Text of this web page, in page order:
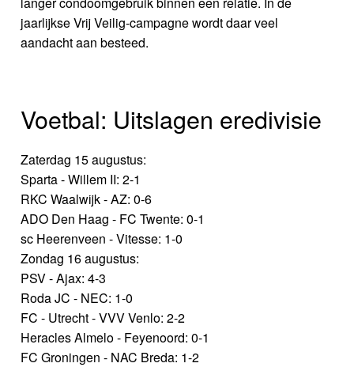
jaarlijkse Vrij Veilig-campagne wordt daar veel
aandacht aan besteed.
Voetbal: Uitslagen eredivisie
Zaterdag 15 augustus:
Sparta - Willem II: 2-1
RKC Waalwijk - AZ: 0-6
ADO Den Haag - FC Twente: 0-1
sc Heerenveen - Vitesse: 1-0
Zondag 16 augustus:
PSV - Ajax: 4-3
Roda JC - NEC: 1-0
FC - Utrecht - VVV Venlo: 2-2
Heracles Almelo - Feyenoord: 0-1
FC Groningen - NAC Breda: 1-2